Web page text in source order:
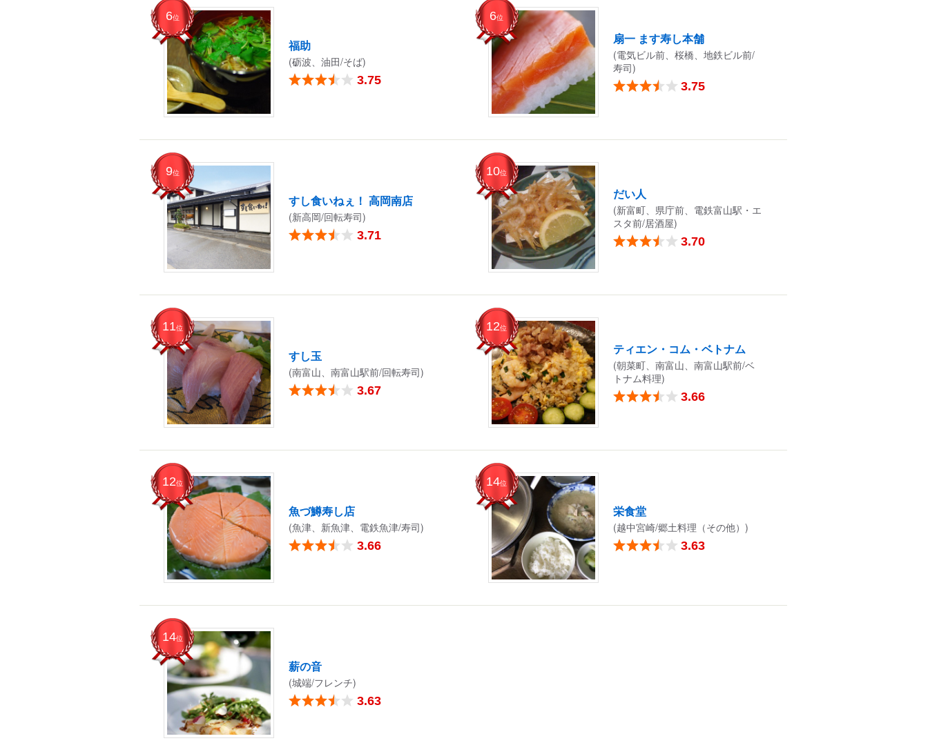
6位
福助
(砺波、油田/そば)
3.75
6位
扇一 ます寿し本舗
(電気ビル前、桜橋、地鉄ビル前/
寿司)
3.75
9位
すし食いねぇ！ 高岡南店
(新高岡/回転寿司)
3.71
10位
だい人
(新富町、県庁前、電鉄富山駅・エ
スタ前/居酒屋)
3.70
11位
すし玉
(南富山、南富山駅前/回転寿司)
3.67
12位
ティエン・コム・ベトナム
(朝菜町、南富山、南富山駅前/ベ
トナム料理)
3.66
12位
魚づ鱒寿し店
(魚津、新魚津、電鉄魚津/寿司)
3.66
14位
栄食堂
(越中宮崎/郷土料理（その他）)
3.63
14位
薪の音
(城端/フレンチ)
3.63